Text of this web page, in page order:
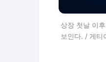
상장 첫날 이
보인다. / 게티